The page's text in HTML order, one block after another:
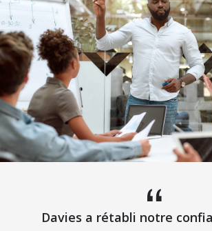
Davies a rétabli notre